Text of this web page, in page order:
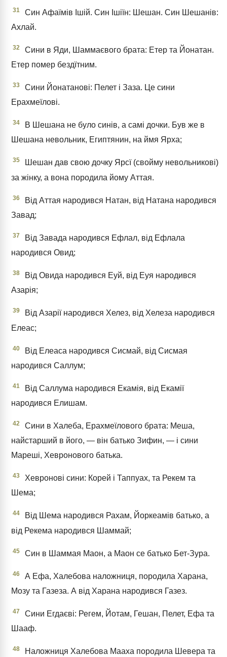
31
Син Афаїмів Ішій. Син Ішіїн: Шешан. Син Шешанів:
Ахлай.
32
Сини в Яди, Шаммаєвого брата: Етер та Йонатан.
Етер помер бездїтним.
33
Сини Йонатанові: Пелет і Заза. Це сини
Ерахмеїлові.
34
В Шешана не було синів, а самі дочки. Був же в
Шешана невольник, Египтянин, на ймя Ярха;
35
Шешан дав свою дочку Ярсї (свойму невольникові)
за жінку, а вона породила йому Аттая.
36
Від Аттая народився Натан, від Натана народився
Завад;
37
Від Завада народився Ефлал, від Ефлала
народився Овид;
38
Від Овида народився Еуй, від Еуя народився
Азарія;
39
Від Азарії народився Хелез, від Хелеза народився
Елеас;
40
Від Елеаса народився Сисмай, від Сисмая
народився Саллум;
41
Від Саллума народився Екамія, від Екамії
народився Елишам.
42
Сини в Халеба, Ерахмеїлового брата: Меша,
найстарший в його, — він батько Зифин, — і сини
Мареші, Хевронового батька.
43
Хевронові сини: Корей і Таппуах, та Рекем та
Шема;
44
Від Шема народився Рахам, Йоркеамів батько, а
від Рекема народився Шаммай;
45 Син в Шаммая Маон, а Маон се батько Бет-Зура.
46
А Ефа, Халебова наложниця, породила Харана,
Мозу та Газеза. А від Харана народився Газез.
47
Сини Егдаєві: Регем, Йотам, Гешан, Пелет, Ефа та
Шааф.
48
Наложниця Халебова Мааха породила Шевера та